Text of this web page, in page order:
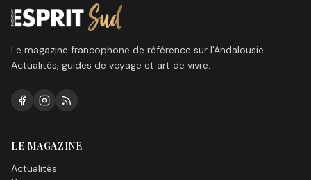
Le magazine francophone de référence sur l'Andalousie.
Actualités, guides de voyage et art de vivre.
LE MAGAZINE
Actualités